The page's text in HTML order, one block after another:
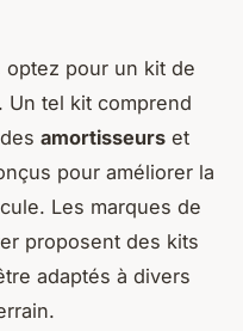
optez pour un kit de
Un tel kit comprend
amortisseurs et
pour améliorer la
Les marques de
proposent des kits
adaptés à divers